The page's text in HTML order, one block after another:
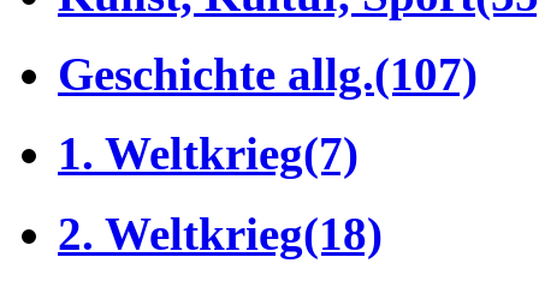
Geschichte allg.(107)
1. Weltkrieg(7)
2. Weltkrieg(18)